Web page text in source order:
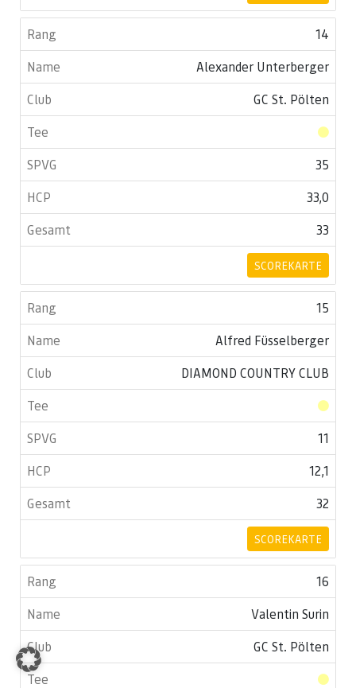
14
Alexander Unterberger
GC St. Pölten
35
33,0
33
SCOREKARTE
15
Alfred Füsselberger
DIAMOND COUNTRY CLUB
11
12,1
32
SCOREKARTE
16
Valentin Surin
GC St. Pölten